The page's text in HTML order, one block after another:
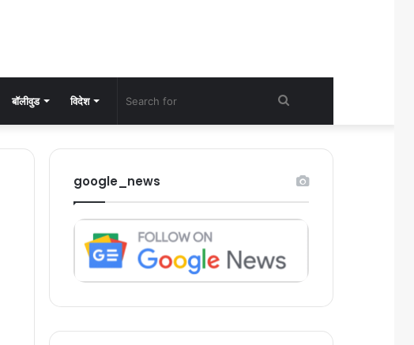
बॉलीवुड विदेश
for
google_news